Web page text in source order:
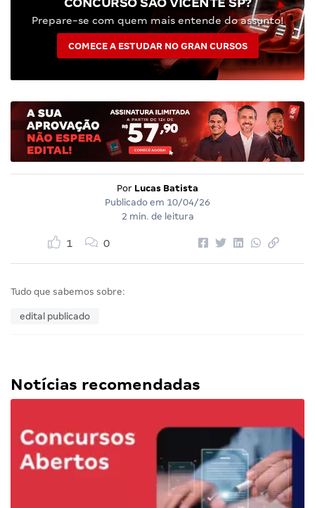
Prepare-se com quem mais entende do assunto!
COMECE A ESTUDAR NO GRAN CURSOS
Por Lucas Batista
Publicado em 10/04/26
2 min. de leitura
1 0
Tudo que sabemos sobre:
edital publicado
Notícias recomendadas